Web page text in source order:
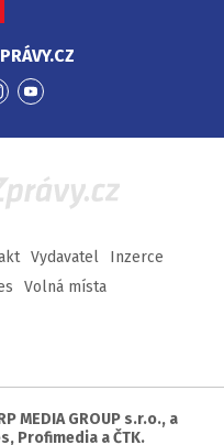
Přejít
YouTube
Vydavatel
Inzerce
Volná místa
MEDIA GROUP s.r.o., a
Profimedia a ČTK.